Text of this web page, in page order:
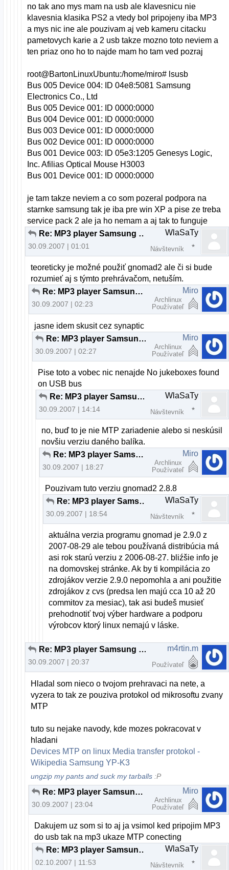
no tak ano mys mam na usb ale klavesnicu nie
klavesnia klasika PS2 a vtedy bol pripojeny iba MP3
a mys nic ine ale pouzivam aj veb kameru citacku
pametovych karie a 2 usb takze mozno toto neviem a
ten priaz ono ho to najde mam ho tam ved pozraj
root@BartonLinuxUbuntu:/home/miro# lsusb
Bus 005 Device 004: ID 04e8:5081 Samsung
Electronics Co., Ltd
Bus 005 Device 001: ID 0000:0000
Bus 004 Device 001: ID 0000:0000
Bus 003 Device 001: ID 0000:0000
Bus 002 Device 001: ID 0000:0000
Bus 001 Device 003: ID 05e3:1205 Genesys Logic,
Inc. Afilias Optical Mouse H3003
Bus 001 Device 001: ID 0000:0000
je tam takze neviem a co som pozeral podpora na
starnke samsung tak je iba pre win XP a pise ze treba
service pack 2 ale ja ho nemam a aj tak to funguje
Re: MP3 player Samsung v linuxe
30.09.2007 | 01:01
WlaSaTy
Návštevník
teoreticky je možné použiť gnomad2 ale či si bude
rozumieť aj s týmto prehrávačom, netuším.
Re: MP3 player Samsung v linuxe
30.09.2007 | 02:23
Miro
Archlinux
Používateľ
jasne idem skusit cez synaptic
Re: MP3 player Samsung v linuxe
30.09.2007 | 02:27
Miro
Archlinux
Používateľ
Pise toto a vobec nic nenajde No jukeboxes found
on USB bus
Re: MP3 player Samsung v linuxe
30.09.2007 | 14:14
WlaSaTy
Návštevník
no, buď to je nie MTP zariadenie alebo si neskúsil
novšiu verziu daného balíka.
Re: MP3 player Samsung v linuxe
30.09.2007 | 18:27
Miro
Archlinux
Používateľ
Pouzivam tuto verziu gnomad2 2.8.8
Re: MP3 player Samsung v linuxe
30.09.2007 | 18:54
WlaSaTy
Návštevník
aktuálna verzia programu gnomad je 2.9.0 z
2007-08-29 ale tebou používaná distribúcia má
asi rok starú verziu z 2006-08-27. bliźšie info je
na domovskej stránke. Ak by ti kompilácia zo
zdrojákov verzie 2.9.0 nepomohla a ani použitie
zdrojákov z cvs (predsa len majú cca 10 až 20
commitov za mesiac), tak asi budeš musieť
prehodnotiť tvoj výber hardware a podporu
výrobcov ktorý linux nemajú v láske.
Re: MP3 player Samsung v linuxe
30.09.2007 | 20:37
m4rtin.m
Používateľ
Hladal som nieco o tvojom prehravaci na nete, a
vyzera to tak ze pouziva protokol od mikrosoftu zvany
MTP
tuto su nejake navody, kde mozes pokracovat v
hladani
Devices MTP on linux Media transfer protokol -
Wikipedia Samsung YP-K3
ungzip my pants and suck my tarballs :P
Re: MP3 player Samsung v linuxe
30.09.2007 | 23:04
Miro
Archlinux
Používateľ
Dakujem uz som si to aj ja vsimol ked pripojim MP3
do usb tak na mp3 ukaze MTP conecting
Re: MP3 player Samsung v linuxe
02.10.2007 | 11:53
WlaSaTy
Návštevník